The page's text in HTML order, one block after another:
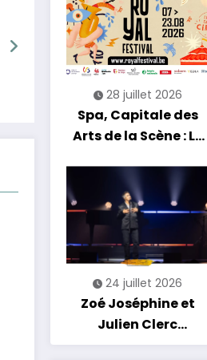
découvertes et
énergie reggae
28 juillet 2026
Spa, Capitale des
Arts de la Scène : Le
24 juillet 2026
Zoé Joséphine et
Julien Clerc
clôturent en beauté